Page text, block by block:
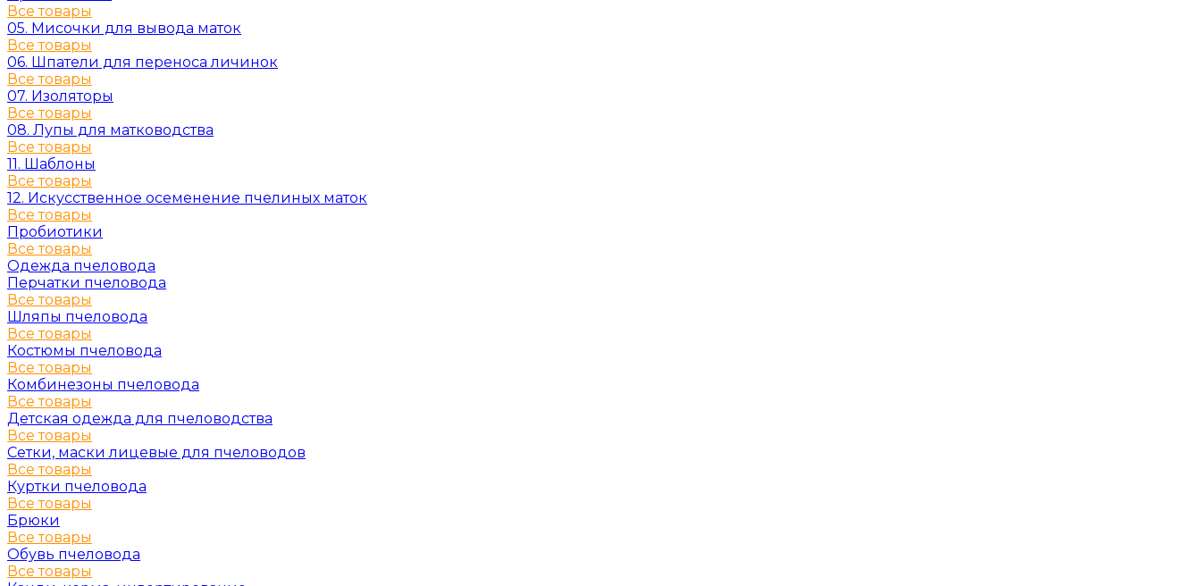
Все товары
05. Мисочки для вывода маток
Все товары
06. Шпатели для переноса личинок
Все товары
07. Изоляторы
Все товары
08. Лупы для матководства
Все товары
11. Шаблоны
Все товары
12. Искусственное осеменение пчелиных маток
Все товары
Пробиотики
Все товары
Одежда пчеловода
Перчатки пчеловода
Все товары
Шляпы пчеловода
Все товары
Костюмы пчеловода
Все товары
Комбинезоны пчеловода
Все товары
Детская одежда для пчеловодства
Все товары
Сетки, маски лицевые для пчеловодов
Все товары
Куртки пчеловода
Все товары
Брюки
Все товары
Обувь пчеловода
Все товары